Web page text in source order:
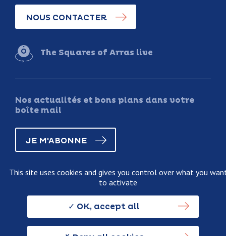
NOUS CONTACTER
The Squares of Arras live
Nos actualités et bons plans dans votre
boîte mail
JE M'ABONNE
Personnal data usage policy
This site uses cookies and gives you control over what you
to activate
OK, accept all